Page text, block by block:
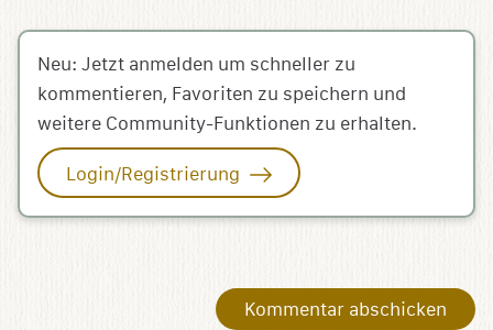
Neu: Jetzt anmelden um schneller zu
kommentieren, Favoriten zu speichern und
weitere Community-Funktionen zu erhalten.
Login/Registrierung